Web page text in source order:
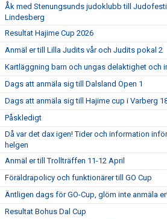
Åk med Stenungsunds judoklubb till
Lindesberg
Resultat Hajime Cup 2026
Anmäl er till Lilla Judits vår och Judits pokal 2
Kartläggning barn och ungas delaktighet och
Dags att anmäla sig till Dalsland Open 1
Dags att anmäla sig till Hajime cup i Varberg
Påskledigt
Då var det dax igen! Tider och information
helgen
Anmäl er till Trollträffen 11-12 April
Föräldrapolicy och funktionärer till GO Cup
Äntligen dags för GO-Cup, glöm inte anmäla er!
Resultat Bohus Dal Cup